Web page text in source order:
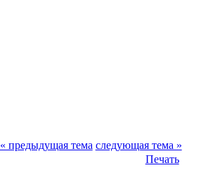
« предыдущая тема следующая тема »
Печать